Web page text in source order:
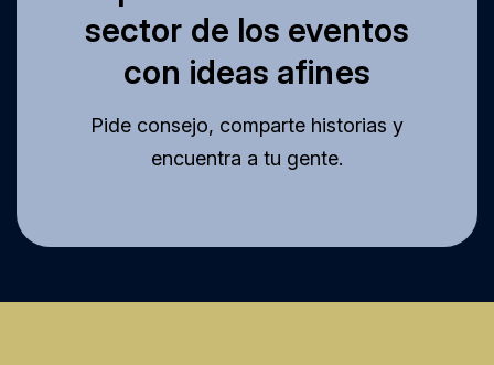
sector de los eventos
con ideas afines
Pide consejo, comparte historias y
encuentra a tu gente.